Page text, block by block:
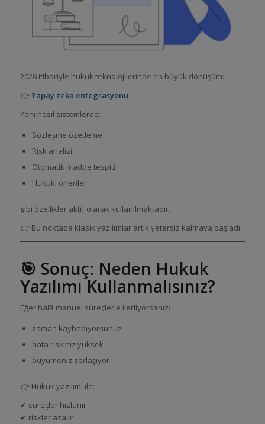
2026 itibariyle hukuk teknolojilerinde en büyük dönüşüm:
👉Yapay zeka entegrasyonu
Yeni nesil sistemlerde:
Sözleşme özetleme
Risk analizi
Otomatik madde tespiti
Hukuki öneriler
gibi özellikler aktif olarak kullanılmaktadır.
👉 Bu noktada klasik yazılımlar artık yetersiz kalmaya başladı.
🎯 Sonuç: Neden Hukuk
Yazılımı Kullanmalısınız?
Eğer hâlâ manuel süreçlerle ilerliyorsanız:
zaman kaybediyorsunuz
hata riskiniz yüksek
büyümeniz zorlaşıyor
👉 Hukuk yazılımı ile:
✔ süreçler hızlanır
✔ riskler azalır